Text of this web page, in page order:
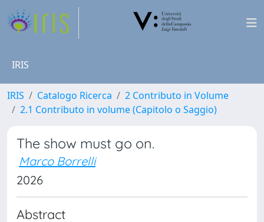
IRIS
IRIS Catalogo Ricerca
2 Contributo in Volume
2.1 Contributo in volume (Capitolo o Saggio)
The show must go on.
Marco Borrelli
2026
Abstract